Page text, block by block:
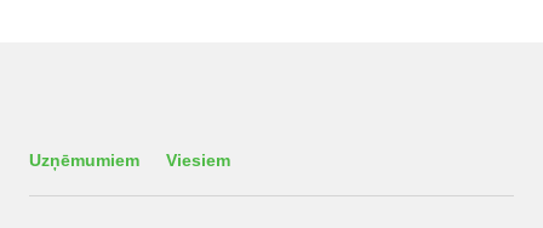
Uzņēmumiem Viesiem